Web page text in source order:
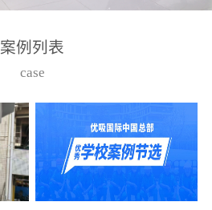
高技能的团队。汇聚了众
取得了多项产品技术专利
和多项国家版权局著作
权，获得高新技术企业称
号。生产优势自主生产自
给自足，优吸公司于2015
案例列表
case